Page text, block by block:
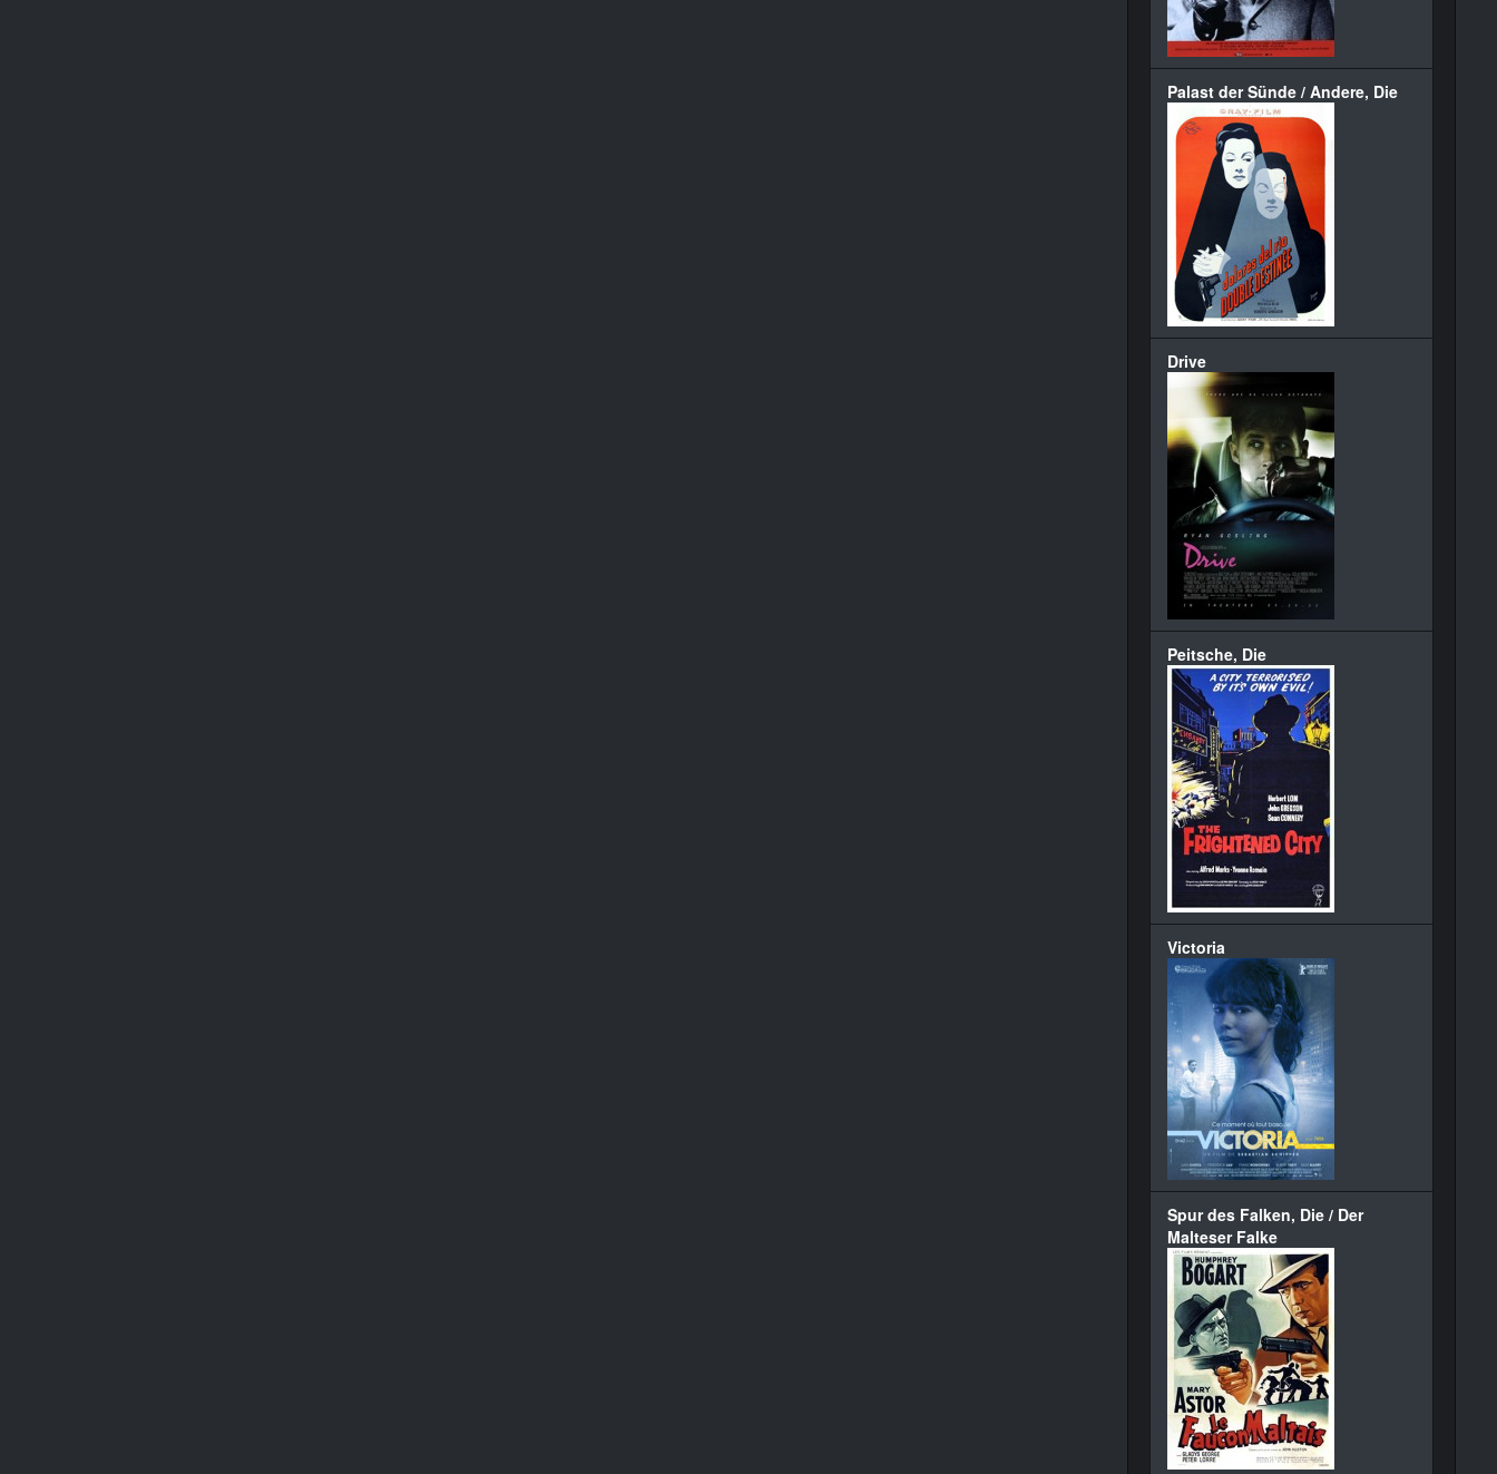
Palast der Sünde / Andere, Die
Drive
Peitsche, Die
Victoria
Spur des Falken, Die / Der
Malteser Falke